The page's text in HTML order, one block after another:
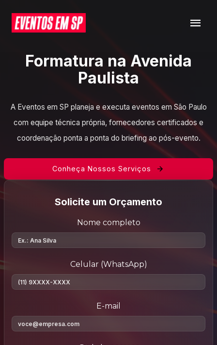
Formatura na Avenida
Paulista
A Eventos em SP planeja e executa eventos em São Paulo
com equipe técnica própria, fornecedores certificados e
coordenação ponta a ponta do briefing ao pós-evento.
Conheça Nossos Serviços
Solicite um Orçamento
Nome completo
Celular (WhatsApp)
E-mail